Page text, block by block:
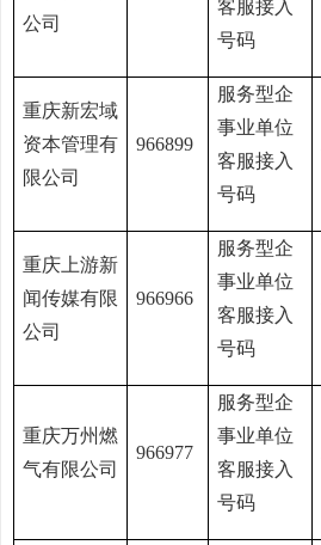
公司
客服接入
号码
重庆新宏域
资本管理有
限公司
966899
服务型企
事业单位
客服接入
号码
重庆上游新
闻传媒有限
公司
966966
服务型企
事业单位
客服接入
号码
重庆万州燃
气有限公司
966977
服务型企
事业单位
客服接入
号码